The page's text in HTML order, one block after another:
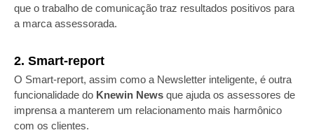
que o trabalho de comunicação traz resultados positivos para
a marca assessorada.
2. Smart-report
O Smart-report, assim como a Newsletter inteligente, é outra
funcionalidade do Knewin News que ajuda os assessores de
imprensa a manterem um relacionamento mais harmônico
com os clientes.